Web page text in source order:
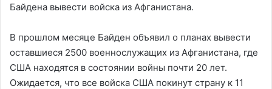
Байдена вывести войска из Афганистана.
В прошлом месяце Байден объявил о планах вывести
оставшиеся 2500 военнослужащих из Афганистана, где
США находятся в состоянии войны почти 20 лет.
Ожидается, что все войска США покинут страну к 11